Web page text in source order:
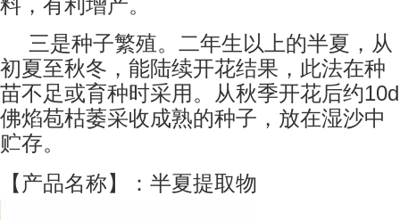
料，有利增产。
三是种子繁殖。二年生以上的半夏，从
初夏至秋冬，能陆续开花结果，此法在种
苗不足或育种时采用。从秋季开花后约10d
佛焰苞枯萎采收成熟的种子，放在湿沙中
贮存。
【产品名称】：半夏提取物